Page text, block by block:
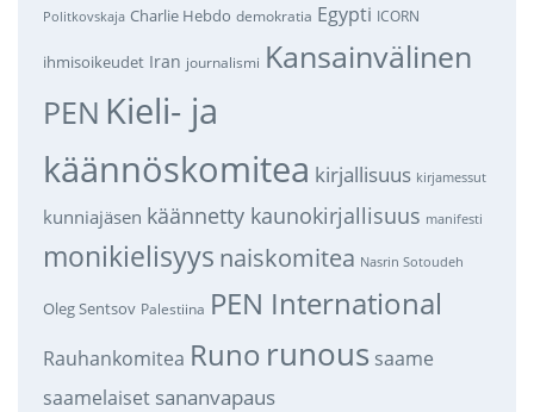
Politkovskaja Charlie Hebdo demokratia Egypti ICORN
ihmisoikeudet Iran journalismi Kansainvälinen
PEN Kieli- ja
käännöskomitea kirjallisuus kirjamessut
kunniajäsen käännetty kaunokirjallisuus manifesti
monikielisyys naiskomitea Nasrin Sotoudeh
Oleg Sentsov Palestiina PEN International
Rauhankomitea Runo runous saame
saamelaiset sananvapaus